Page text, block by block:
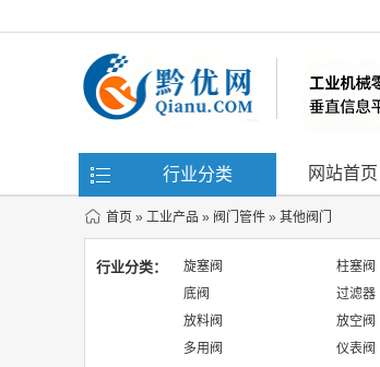
行业分类 网站首页
首页 » 工业产品 » 阀门管件 » 其他阀门
行业分类： 旋塞阀 柱塞阀
底阀
过滤器
放料阀
放空阀
多用阀
仪表阀